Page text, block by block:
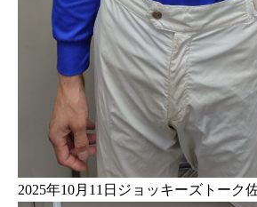
2025年10月11日ジョッキーズトーク